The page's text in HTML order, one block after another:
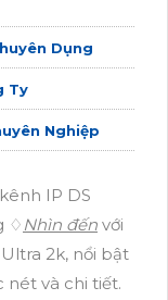
Dụng
Ty
Nghiệp
IP DS
♢ Nhìn đến với
2k, nổi bật
nét và chi tiết.